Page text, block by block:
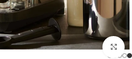
بزرگنمایی تصویر